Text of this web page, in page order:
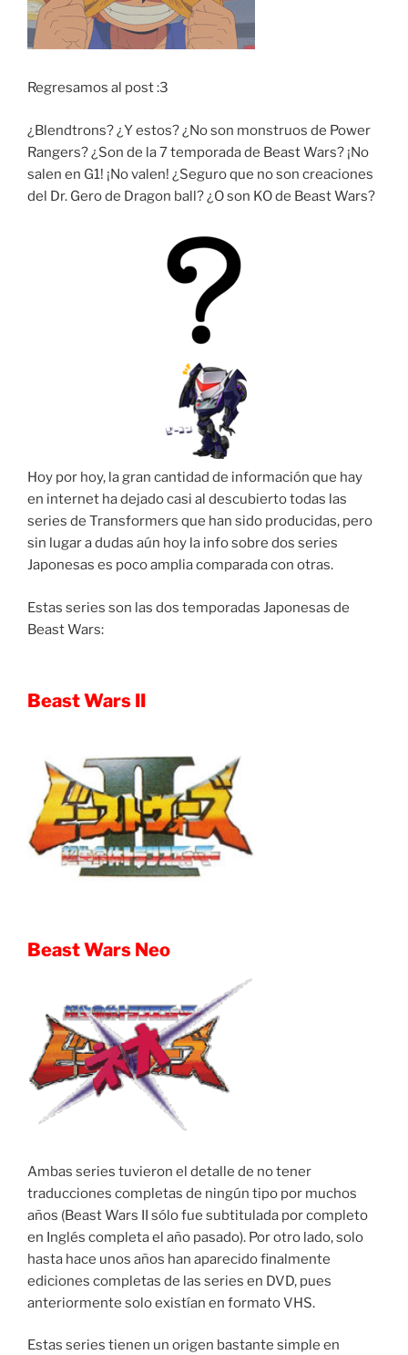
Regresamos al post :3
¿Blendtrons? ¿Y estos? ¿No son monstruos de Power
Rangers? ¿Son de la 7 temporada de Beast Wars? ¡No
salen en G1! ¡No valen! ¿Seguro que no son creaciones
del Dr. Gero de Dragon ball? ¿O son KO de Beast Wars?
Hoy por hoy, la gran cantidad de información que hay
en internet ha dejado casi al descubierto todas las
series de Transformers que han sido producidas, pero
sin lugar a dudas aún hoy la info sobre dos series
Japonesas es poco amplia comparada con otras.
Estas series son las dos temporadas Japonesas de
Beast Wars:
Beast Wars II
Beast Wars Neo
Ambas series tuvieron el detalle de no tener
traducciones completas de ningún tipo por muchos
años (Beast Wars II sólo fue subtitulada por completo
en Inglés completa el año pasado). Por otro lado, solo
hasta hace unos años han aparecido finalmente
ediciones completas de las series en DVD, pues
anteriormente solo existían en formato VHS.
Estas series tienen un origen bastante simple en